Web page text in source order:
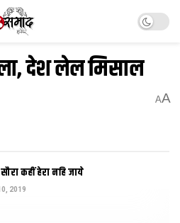
देश लेल मिसाल
AA
कहीं हेरा नहि जाये
2019